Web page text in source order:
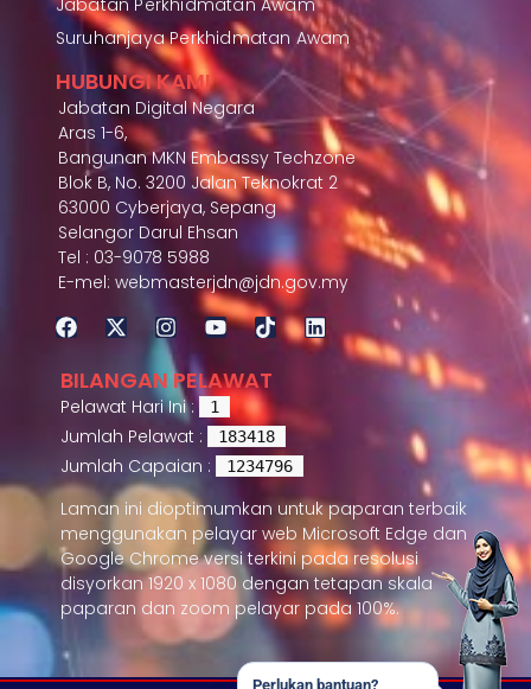
Perlukan bantuan?
Jabatan Perkhidmatan Awam
Suruhanjaya Perkhidmatan Awam
HUBUNGI KAMI
Jabatan Digital Negara
Aras 1-6,
Bangunan MKN Embassy Techzone
Blok B, No. 3200 Jalan Teknokrat 2
63000 Cyberjaya, Sepang
Selangor Darul Ehsan
Tel : 03-9078 5988
E-mel: webmasterjdn@jdn.gov.my
BILANGAN PELAWAT
Pelawat Hari Ini : 1
Jumlah Pelawat : 183418
Jumlah Capaian : 1234796
Laman ini dioptimumkan untuk paparan terbaik
menggunakan pelayar web Microsoft Edge dan
Google Chrome versi terkini pada resolusi
disyorkan 1920 x 1080 dengan tetapan skala
paparan dan zoom pelayar pada 100%.